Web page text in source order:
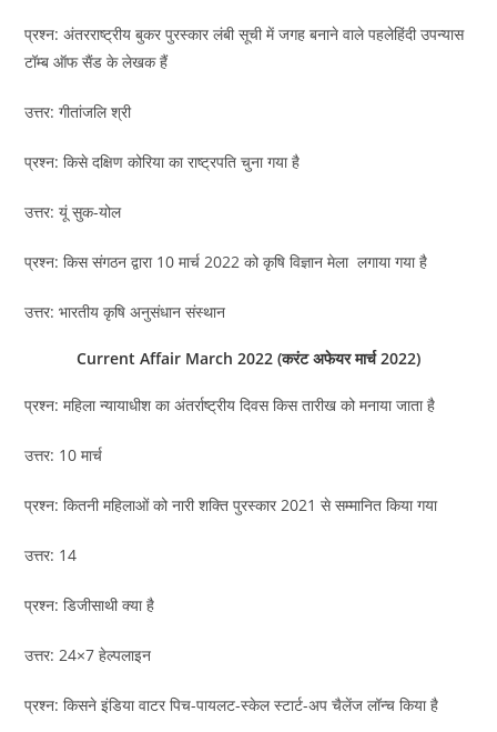
प्रश्न: अंतरराष्ट्रीय बुकर पुरस्कार लंबी सूची में जगह बनाने वाले पहलेहिंदी उपन्यास
टॉम्ब ऑफ सैंड के लेखक हैं
उत्तर: गीतांजलि श्री
प्रश्न: किसे दक्षिण कोरिया का राष्ट्रपति चुना गया है
उत्तर: यूं सुक-योल
प्रश्न: किस संगठन द्वारा 10 मार्च 2022 को कृषि विज्ञान मेला लगाया गया है
उत्तर: भारतीय कृषि अनुसंधान संस्थान
Current Affair March 2022 (करंट अफेयर मार्च 2022)
प्रश्न: महिला न्यायाधीश का अंतर्राष्ट्रीय दिवस किस तारीख को मनाया जाता है
उत्तर: 10 मार्च
प्रश्न: कितनी महिलाओं को नारी शक्ति पुरस्कार 2021 से सम्मानित किया गया
उत्तर: 14
प्रश्न: डिजीसाथी क्या है
उत्तर: 24×7 हेल्पलाइन
प्रश्न: किसने इंडिया वाटर पिच-पायलट-स्केल स्टार्ट-अप चैलेंज लॉन्च किया है